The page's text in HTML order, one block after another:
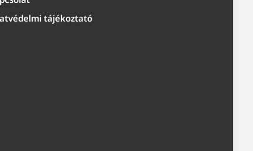
tájékoztató